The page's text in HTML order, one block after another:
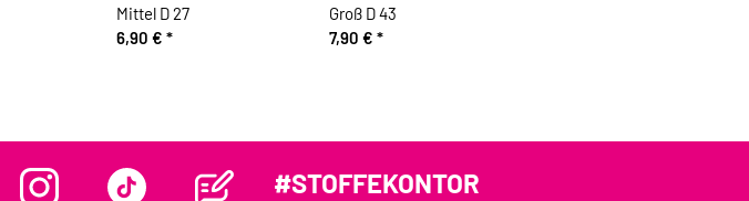
Mittel D 27
6,90 € *
Groß D 43
7,90 € *
#STOFFEKONTOR